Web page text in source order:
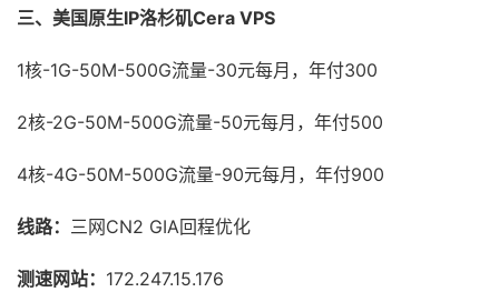
三、美国原生IP洛杉矶Cera VPS
1核-1G-50M-500G流量-30元每月，年付300
2核-2G-50M-500G流量-50元每月，年付500
4核-4G-50M-500G流量-90元每月，年付900
线路： 三网CN2 GIA回程优化
测速网站： 172.247.15.176